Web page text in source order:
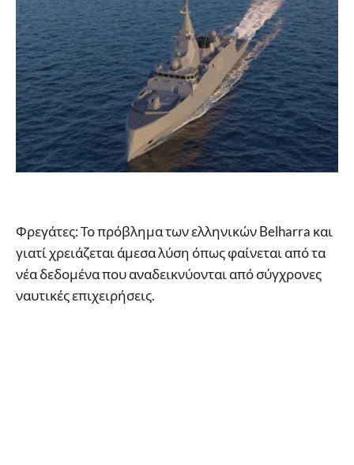
Φρεγάτες: Το πρόβλημα των ελληνικών Belharra και
γιατί χρειάζεται άμεσα λύση όπως φαίνεται από τα
νέα δεδομένα που αναδεικνύονται από σύγχρονες
ναυτικές επιχειρήσεις.